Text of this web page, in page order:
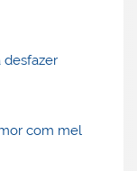
desfazer
com mel